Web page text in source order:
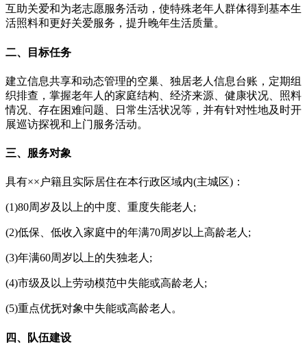
互助关爱和为老志愿服务活动，使特殊老年人群体得到基本生
活照料和更好关爱服务，提升晚年生活质量。
二、目标任务
建立信息共享和动态管理的空巢、独居老人信息台账，定期组
织排查，掌握老年人的家庭结构、经济来源、健康状况、照料
情况、存在困难问题、日常生活状况等，并有针对性地及时开
展巡访探视和上门服务活动。
三、服务对象
具有××户籍且实际居住在本行政区域内(主城区)：
(1)80周岁及以上的中度、重度失能老人;
(2)低保、低收入家庭中的年满70周岁以上高龄老人;
(3)年满60周岁以上的失独老人;
(4)市级及以上劳动模范中失能或高龄老人;
(5)重点优抚对象中失能或高龄老人。
四、队伍建设